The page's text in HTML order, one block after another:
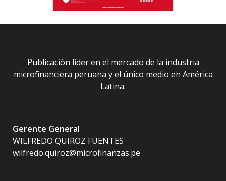
Publicación líder en el mercado de la industria
microfinanciera peruana y el único medio en América
Latina.
Gerente General
WILFREDO QUIROZ FUENTES
wilfredo.quiroz@microfinanzas.pe